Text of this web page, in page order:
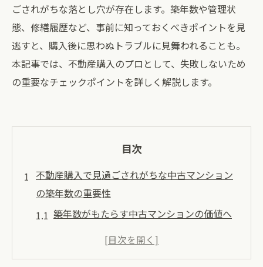
ごされがちな落とし穴が存在します。築年数や管理状
態、修繕履歴など、事前に知っておくべきポイントを見
逃すと、購入後に思わぬトラブルに見舞われることも。
本記事では、不動産購入のプロとして、失敗しないため
の重要なチェックポイントを詳しく解説します。
目次
不動産購入で見過ごされがちな中古マンション
の築年数の重要性
築年数がもたらす中古マンションの価値へ